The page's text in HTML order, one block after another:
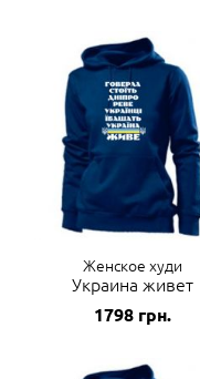
Женское худи
Украина живет
1798грн.